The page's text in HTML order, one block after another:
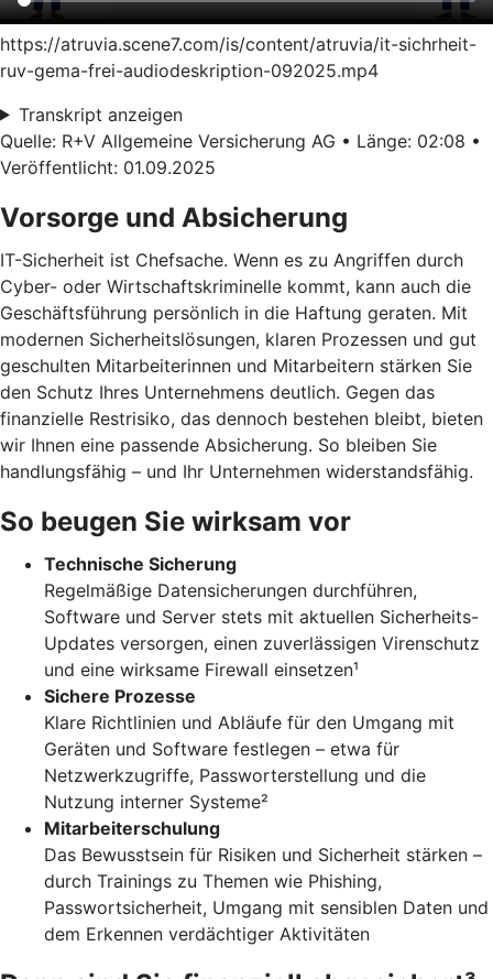
https://atruvia.scene7.com/is/content/atruvia/it-sichrheit-
ruv-gema-frei-audiodeskription-092025.mp4
Transkript anzeigen
Quelle: R+V Allgemeine Versicherung AG • Länge: 02:08 •
Veröffentlicht: 01.09.2025
Vorsorge und Absicherung
IT-Sicherheit ist Chefsache. Wenn es zu Angriffen durch
Cyber- oder Wirtschaftskriminelle kommt, kann auch die
Geschäftsführung persönlich in die Haftung geraten. Mit
modernen Sicherheitslösungen, klaren Prozessen und gut
geschulten Mitarbeiterinnen und Mitarbeitern stärken Sie
den Schutz Ihres Unternehmens deutlich. Gegen das
finanzielle Restrisiko, das dennoch bestehen bleibt, bieten
wir Ihnen eine passende Absicherung. So bleiben Sie
handlungsfähig – und Ihr Unternehmen widerstandsfähig.
So beugen Sie wirksam vor
Technische Sicherung
Regelmäßige Datensicherungen durchführen,
Software und Server stets mit aktuellen Sicherheits-
Updates versorgen, einen zuverlässigen Virenschutz
und eine wirksame Firewall einsetzen¹
Sichere Prozesse
Klare Richtlinien und Abläufe für den Umgang mit
Geräten und Software festlegen – etwa für
Netzwerkzugriffe, Passworterstellung und die
Nutzung interner Systeme²
Mitarbeiterschulung
Das Bewusstsein für Risiken und Sicherheit stärken –
durch Trainings zu Themen wie Phishing,
Passwortsicherheit, Umgang mit sensiblen Daten und
dem Erkennen verdächtiger Aktivitäten